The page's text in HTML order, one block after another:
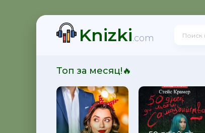
Knizki.com
Топ за месяц!🔥